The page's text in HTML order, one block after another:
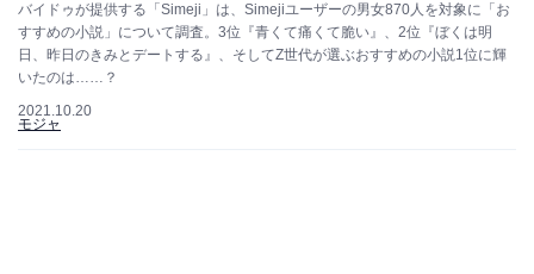
バイドゥが提供する「Simeji」は、Simejiユーザーの男女870人を対象に「お
すすめの小説」について調査。3位『青くて痛くて脆い』、2位『ぼくは明
日、昨日のきみとデートする』、そしてZ世代が選ぶおすすめの小説1位に輝
いたのは……？
2021.10.20
モジャ